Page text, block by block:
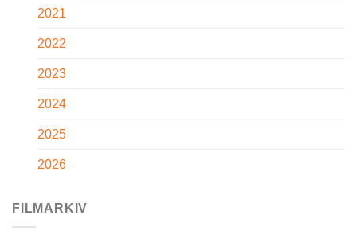
2021
2022
2023
2024
2025
2026
FILMARKIV